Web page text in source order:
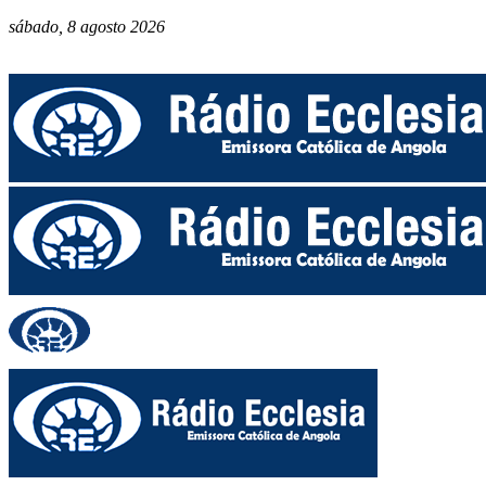
sábado, 8 agosto 2026